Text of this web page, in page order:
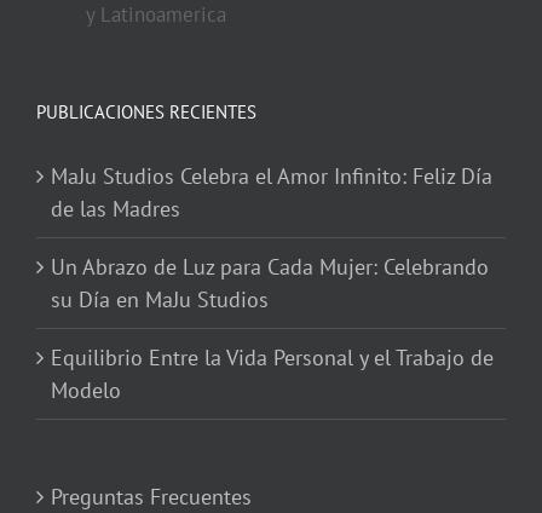
y Latinoamerica
PUBLICACIONES RECIENTES
MaJu Studios Celebra el Amor Infinito: Feliz Día
de las Madres
Un Abrazo de Luz para Cada Mujer: Celebrando
su Día en MaJu Studios
Equilibrio Entre la Vida Personal y el Trabajo de
Modelo
Preguntas Frecuentes